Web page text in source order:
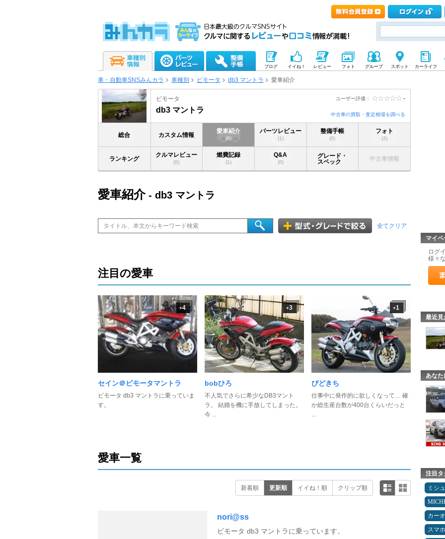
ブログ イイね！ レビュー フォト グループ スポット カーライフ
車・自動車SNSみんカラ 車種別 ビモータ db3 マントラ 愛車紹介
ユーザー評価： -
ビモータ
db3 マントラ
中古車の買取・査定相場を調べる
総合 カスタム情報
愛車紹介
(8)
パーツレビュー
(1)
整備手帳
(0)
フォト
(3)
ランキング
クルマレビュー
(0)
燃費記録
(1)
Q&A
(0)
グレード・
スペック
中古車情報
愛車紹介- db3 マントラ
全てクリア
注目の愛車
+4
セイン＠ビモータマントラ
ビモータ db3 マントラに乗っていま
す。
+3
bobひろ
不人気でさらに希少なDB3マント
ラ。 結婚を機に手放してしまった。
今 ...
+1
ぴどきち
仕事中に発作的に欲しくなって… 確
か総生産台数が400台くらいだっと
...
愛車一覧
新着順 更新順 イイね！順 クリップ順
nori@ss
ビモータ db3 マントラに乗っています。
マイ
ログ
様々
最近見
あなた
注目タ
ミシ
カー
スマ